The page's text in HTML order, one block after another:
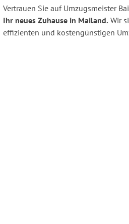
Vertrauen Sie auf Umzugsmeister
Ihr neues Zuhause in Mailand. Wir
effizienten und kostengünstigen